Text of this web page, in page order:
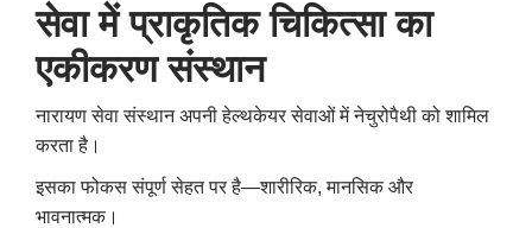
सेवा में प्राकृतिक चिकित्सा का
एकीकरण संस्थान
नारायण सेवा संस्थान अपनी हेल्थकेयर सेवाओं में नेचुरोपैथी को शामिल
करता है।
इसका फोकस संपूर्ण सेहत पर है—शारीरिक, मानसिक और
भावनात्मक।